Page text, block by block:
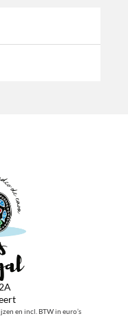
en incl. BTW in euro’s